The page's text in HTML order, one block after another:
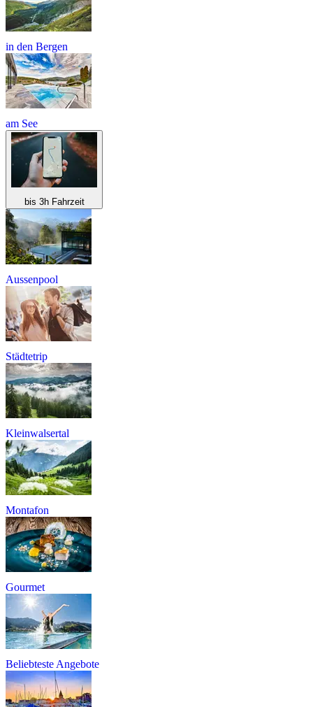
in den Bergen
am See
bis 3h Fahrzeit
Aussenpool
Städtetrip
Kleinwalsertal
Montafon
Gourmet
Beliebteste Angebote